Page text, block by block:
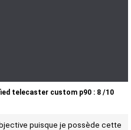
telecaster custom p90 : 8 /10
puisque je possède cette